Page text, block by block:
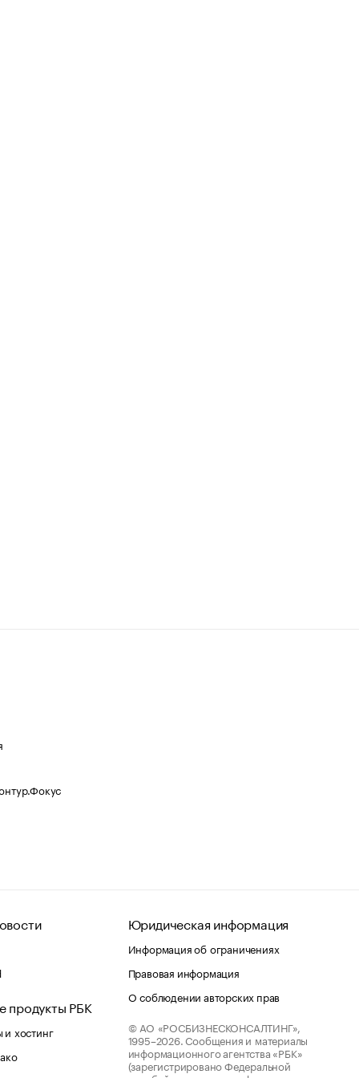
продукты РБК
хостинг
Юридическая информация
Информация об ограничениях
Правовая информация
О соблюдении авторских прав
© АО «РОСБИЗНЕСКОНСАЛТИНГ»,
1995–2026. Сообщения и материалы
информационного агентства «РБК»
(зарегистрировано Федеральной